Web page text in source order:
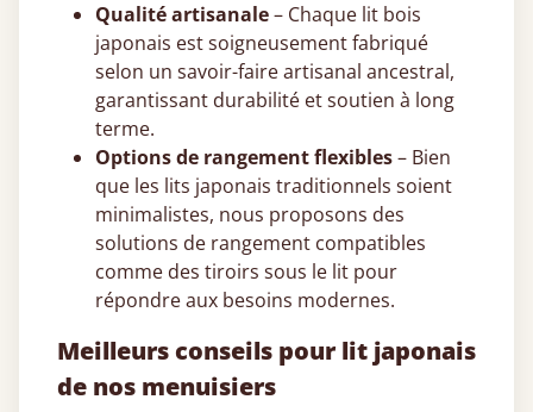
Qualité artisanale– Chaque lit bois
japonais est soigneusement fabriqué
selon un savoir-faire artisanal ancestral,
garantissant durabilité et soutien à long
terme.
Options de rangement flexibles– Bien
que les lits japonais traditionnels soient
minimalistes, nous proposons des
solutions de rangement compatibles
comme des tiroirs sous le lit pour
répondre aux besoins modernes.
Meilleurs conseils pour lit japonais
de nos menuisiers